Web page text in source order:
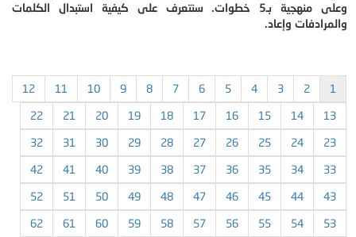
وعلى منهجية بـ5 خطوات. سنتعرف على كيفية استبدال الكلمات
والمرادفات وإعاد.
1
2
3
4
5
6
7
8
9
10
11
12
13
14
15
16
17
18
19
20
21
22
23
24
25
26
27
28
29
30
31
32
33
34
35
36
37
38
39
40
41
42
43
44
45
46
47
48
49
50
51
52
53
54
55
56
57
58
59
60
61
62